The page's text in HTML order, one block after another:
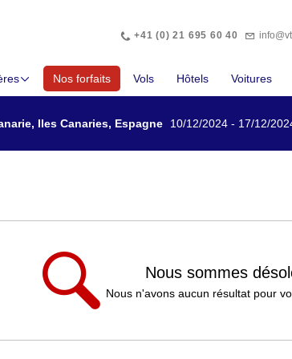
Téléphone
+41 (0) 21 695 60 40
Nos forfaits(current)
Vols Hôtels Voitures
Iles Canaries, Espagne 10/12/2024 - 17/12/
Nous sommes
Nous n'avons aucun résultat pour